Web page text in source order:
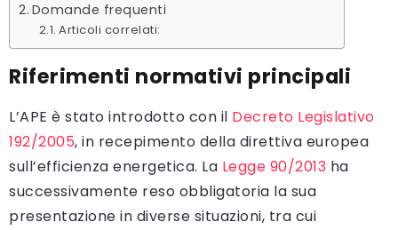
Domande frequenti
Articoli correlati:
Riferimenti normativi principali
L’APE è stato introdotto con il Decreto Legislativo
192/2005, in recepimento della direttiva europea
sull’efficienza energetica. La Legge 90/2013 ha
successivamente reso obbligatoria la sua
presentazione in diverse situazioni, tra cui